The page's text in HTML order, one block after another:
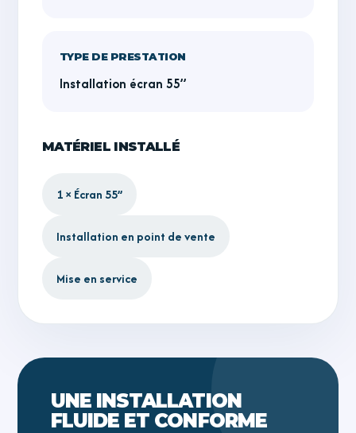
TYPE DE PRESTATION
Installation écran 55’’
MATÉRIEL INSTALLÉ
1 × Écran 55’’
Installation en point de vente
Mise en service
UNE INSTALLATION
FLUIDE ET CONFORME